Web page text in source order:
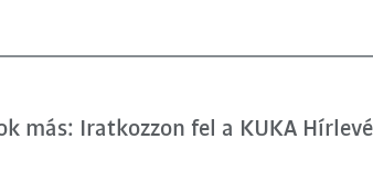
más: Iratkozzon fel a KUKA